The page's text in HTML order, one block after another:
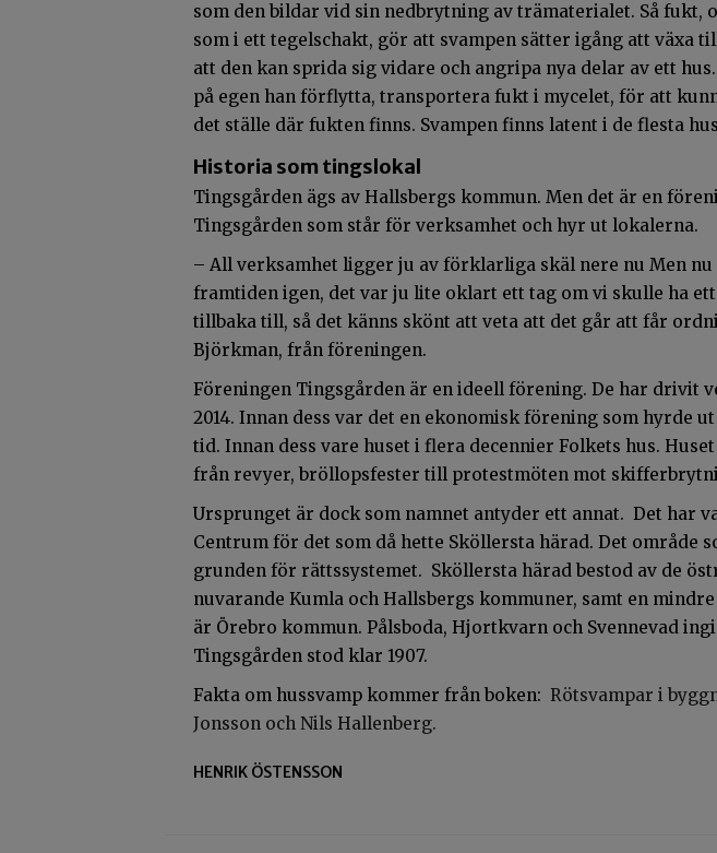
som den bildar vid sin nedbrytning av trämaterialet. Så fukt,
som i ett tegelschakt, gör att svampen sätter igång att växa
att den kan sprida sig vidare och angripa nya delar av ett
på egen han förflytta, transportera fukt i mycelet, för att
det ställe där fukten finns. Svampen finns latent i de flesta
Historia som tingslokal
Tingsgården ägs av Hallsbergs kommun. Men det är en
Tingsgården som står för verksamhet och hyr ut lokalerna.
– All verksamhet ligger ju av förklarliga skäl nere nu Men
framtiden igen, det var ju lite oklart ett tag om vi skulle ha
tillbaka till, så det känns skönt att veta att det går att får
Björkman, från föreningen.
Föreningen Tingsgården är en ideell förening. De har drivit
2014. Innan dess var det en ekonomisk förening som hyrde
tid. Innan dess vare huset i flera decennier Folkets hus.
från revyer, bröllopsfester till protestmöten mot
Ursprunget är dock som namnet antyder ett annat. Det har
Centrum för det som då hette Sköllersta härad. Det område
grunden för rättssystemet. Sköllersta härad bestod av de
nuvarande Kumla och Hallsbergs kommuner, samt en
är Örebro kommun. Pålsboda, Hjortkvarn och Svennevad
Tingsgården stod klar 1907.
Fakta om hussvamp kommer från boken: Rötsvampar i
Jonsson och Nils Hallenberg.
HENRIK ÖSTENSSON